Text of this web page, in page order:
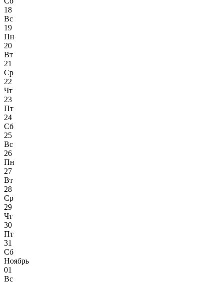
18
Вс
19
Пн
20
Вт
21
Ср
22
Чт
23
Пт
24
Сб
25
Вс
26
Пн
27
Вт
28
Ср
29
Чт
30
Пт
31
Сб
Ноябрь
01
Вс